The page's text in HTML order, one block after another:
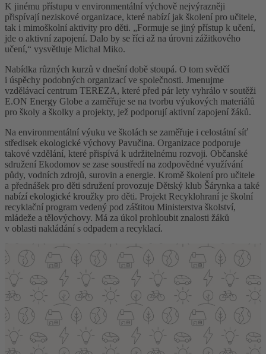
K jinému přístupu v environmentální výchově nejvýrazněji
přispívají neziskové organizace, které nabízí jak školení pro učitele,
tak i mimoškolní aktivity pro děti. „Formuje se jiný přístup k učení,
jde o aktivní zapojení. Dalo by se říci až na úrovni zážitkového
učení,“ vysvětluje Michal Miko.
Nabídka různých kurzů v dnešní době stoupá. O tom svědčí
i úspěchy podobných organizací ve společnosti. Jmenujme
vzdělávací centrum TEREZA, které před pár lety vyhrálo v soutěži
E.ON Energy Globe a zaměřuje se na tvorbu výukových materiálů
pro školy a školky a projekty, jež podporují aktivní zapojení žáků.
Na environmentální výuku ve školách se zaměřuje i celostátní síť
středisek ekologické výchovy Pavučina. Organizace podporuje
takové vzdělání, které přispívá k udržitelnému rozvoji. Občanské
sdružení Ekodomov se zase soustředí na zodpovědné využívání
půdy, vodních zdrojů, surovin a energie. Kromě školení pro učitele
a přednášek pro děti sdružení provozuje Dětský klub Šárynka a také
nabízí ekologické kroužky pro děti. Projekt Recyklohraní je školní
recyklační program vedený pod záštitou Ministerstva školství,
mládeže a tělovýchovy. Má za úkol prohloubit znalosti žáků
v oblasti nakládání s odpadem a recyklací.